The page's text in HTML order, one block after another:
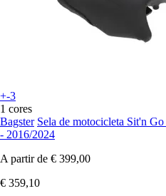
+-3
1 cores
Bagster Sela de motocicleta Sit'n
- 2016/2024
A partir de € 399,00
€ 359,10